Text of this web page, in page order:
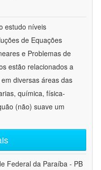
estudo níveis
de Equações
e Problemas de
estão relacionados a
diversas áreas das
química, física-
(não) suave um
Federal da Paraíba - PB